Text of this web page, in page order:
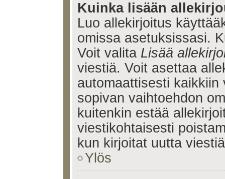
Kuinka lisään
Luo allekirjoitus
omissa asetuksissasi.
Voit valita Lisää
viestiä. Voit asettaa
automaattisesti
sopivan vaihtoehdon
kuitenkin estää
viestikohtaisesti
kun kirjoitat uutta
Ylös